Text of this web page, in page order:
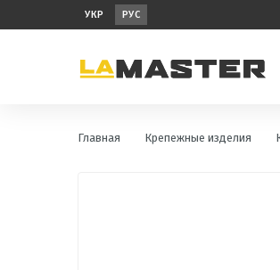
УКР РУС
Главная Крепежные изделия